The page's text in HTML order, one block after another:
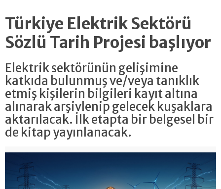
Türkiye Elektrik Sektörü
Sözlü Tarih Projesi başlıyor
Elektrik sektörünün gelişimine
katkıda bulunmuş ve/veya tanıklık
etmiş kişilerin bilgileri kayıt altına
alınarak arşivlenip gelecek kuşaklara
aktarılacak. İlk etapta bir belgesel bir
de kitap yayınlanacak.